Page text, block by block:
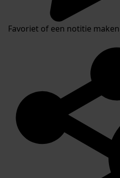
Favoriet of een notitie maken